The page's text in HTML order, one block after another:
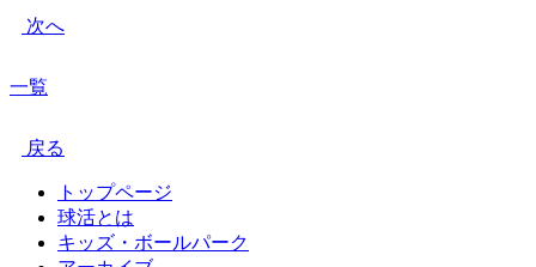
次へ
一覧
戻る
トップページ
球活とは
キッズ・ボールパーク